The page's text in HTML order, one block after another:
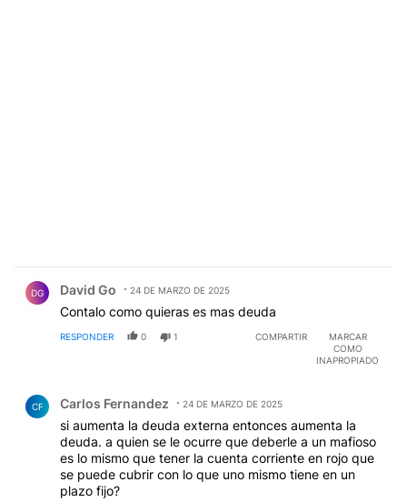
DG David Go 24 DE MARZO DE 2025
Contalo como quieras es mas deuda
RESPONDER 0 1 COMPARTIR
MARCAR
COMO
INAPROPIADO
CF Carlos Fernandez 24 DE MARZO DE 2025
si aumenta la deuda externa entonces aumenta la
deuda. a quien se le ocurre que deberle a un mafioso
es lo mismo que tener la cuenta corriente en rojo que
se puede cubrir con lo que uno mismo tiene en un
plazo fijo?